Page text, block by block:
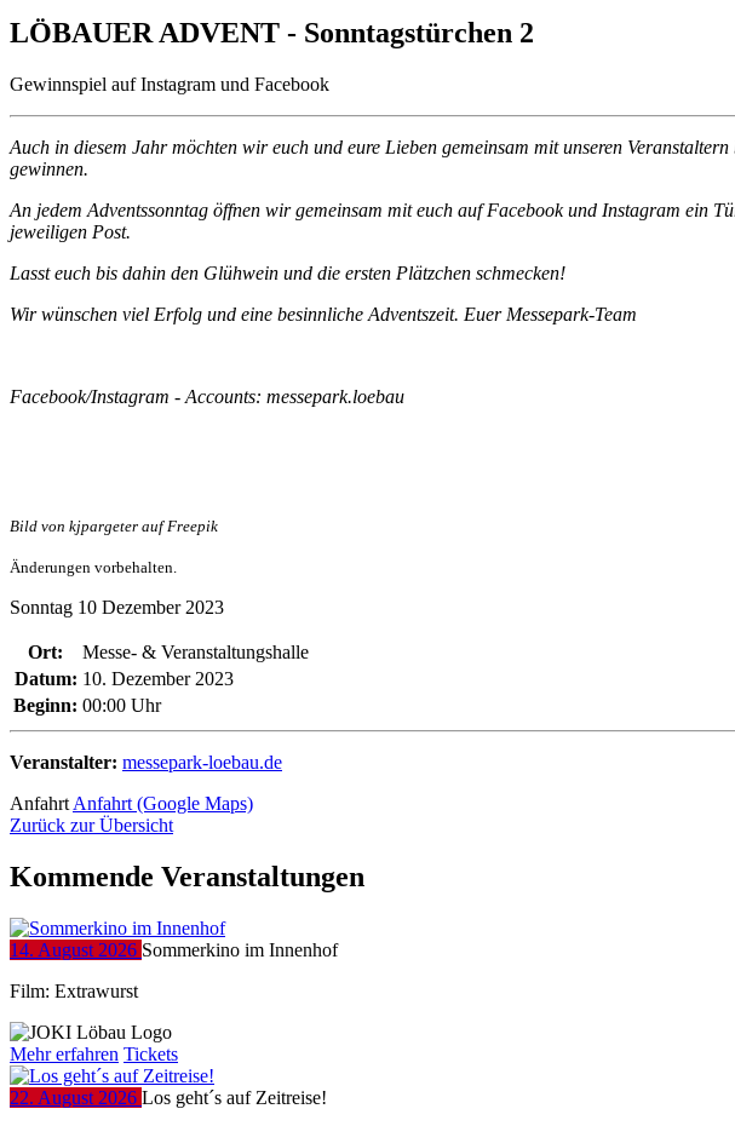
LÖBAUER ADVENT - Sonntagstürchen 2
Gewinnspiel auf Instagram und Facebook
Auch in diesem Jahr möchten wir euch und eure Lieben gemeinsam mit unseren
gewinnen.
An jedem Adventssonntag öffnen wir gemeinsam mit euch auf Facebook und Instagram ein
jeweiligen Post.
Lasst euch bis dahin den Glühwein und die ersten Plätzchen schmecken!
Wir wünschen viel Erfolg und eine besinnliche Adventszeit. Euer Messepark-Team
Facebook/Instagram - Accounts: messepark.loebau
Bild von kjpargeter auf Freepik
Änderungen vorbehalten.
Sonntag 10 Dezember 2023
Ort:
Messe- & Veranstaltungshalle
Datum: 10. Dezember 2023
Beginn: 00:00 Uhr
Veranstalter: messepark-loebau.de
Anfahrt Anfahrt (Google Maps)
Zurück zur Übersicht
Kommende Veranstaltungen
14. August 2026 Sommerkino im Innenhof
Film: Extrawurst
Mehr erfahren Tickets
22. August 2026 Los geht´s auf Zeitreise!